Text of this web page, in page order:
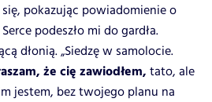
pokazując powiadomienie o
podeszło mi do gardła.
dłonią. „Siedzę w samolocie.
że cię zawiodłem, tato, ale
jestem, bez twojego planu na